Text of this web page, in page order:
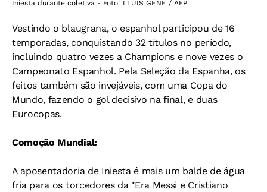
Iniesta durante coletiva - Foto: LLUIS GENE / AFP
Vestindo o blaugrana, o espanhol participou de 16
temporadas, conquistando 32 títulos no período,
incluindo quatro vezes a Champions e nove vezes o
Campeonato Espanhol. Pela Seleção da Espanha, os
feitos também são invejáveis, com uma Copa do
Mundo, fazendo o gol decisivo na final, e duas
Eurocopas.
Comoção Mundial:
A aposentadoria de Iniesta é mais um balde de água
fria para os torcedores da "Era Messi e Cristiano